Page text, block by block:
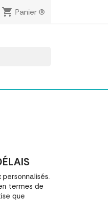
shopping_cart Panier(0)
termes de
que